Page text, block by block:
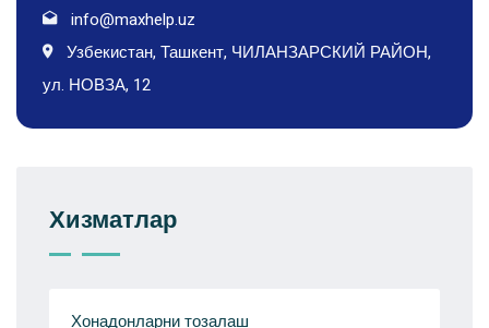
info@maxhelp.uz
Узбекистан, Ташкент, ЧИЛАНЗАРСКИЙ РАЙОН,
ул. НОВЗА, 12
Хизматлар
Хонадонларни тозалаш